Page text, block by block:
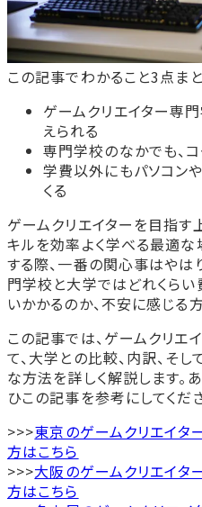
この記事でわかること3点ま
ゲームクリエイター専
えられる
専門学校のなかでも、
学費以外にもパソコン
くる
ゲームクリエイターを目指
キルを効率よく学べる最適な
する際、一番の関心事はやは
門学校と大学ではどれくらい
いかかるのか、不安に感じる
この記事では、ゲームクリ
て、大学との比較、内訳、そ
な方法を詳しく解説します。
ひこの記事を参考にしてくだ
>>>東京のゲームクリエイタ
方はこちら
>>>大阪のゲームクリエイタ
方はこちら